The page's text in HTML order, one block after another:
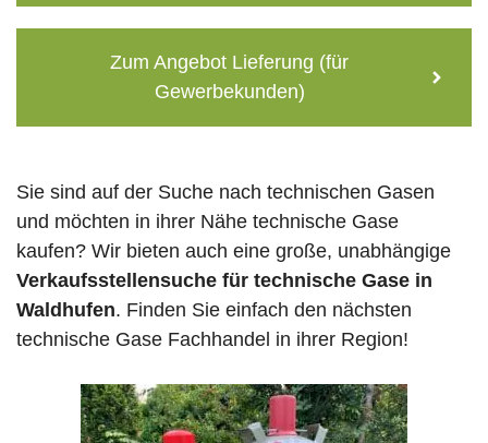
Zum Angebot Lieferung (für
Gewerbekunden)
Sie sind auf der Suche nach technischen Gasen
und möchten in ihrer Nähe technische Gase
kaufen? Wir bieten auch eine große, unabhängige
Verkaufsstellensuche für technische Gase in
Waldhufen. Finden Sie einfach den nächsten
technische Gase Fachhandel in ihrer Region!